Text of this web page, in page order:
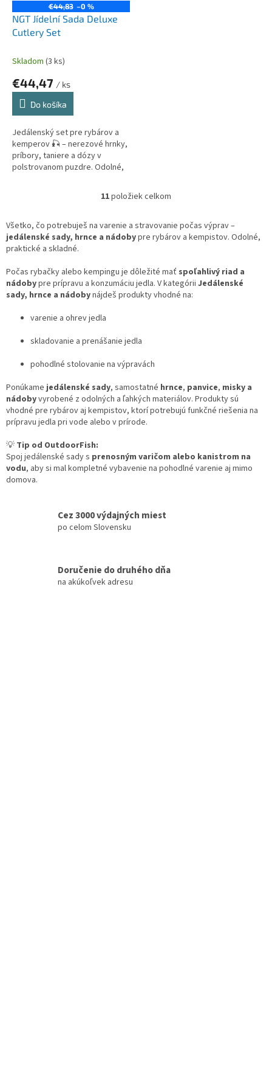
€44,83 –0 %
NGT Jídelní Sada Deluxe
Cutlery Set
Skladom (3 ks)
€44,47 / ks
Do košíka
Jedálenský set pre rybárov a
kemperov 🎣 – nerezové hrnky,
príbory, taniere a dózy v
polstrovanom puzdre. Odolné,
O
l
á
c
i
e
k
v
p
i
s
u
11položiek celkom
Všetko, čo potrebuješ na varenie a stravovanie počas výprav –
jedálenské sady, hrnce a nádobypre rybárov a kempistov. Odolné,
praktické a skladné.
Počas rybačky alebo kempingu je dôležité mať spoľahlivý riad a
nádobypre prípravu a konzumáciu jedla. V kategórii Jedálenské
sady, hrnce a nádobynájdeš produkty vhodné na:
varenie a ohrev jedla
skladovanie a prenášanie jedla
pohodlné stolovanie na výpravách
Ponúkamejedálenské sady, samostatné hrnce, panvice, misky a
nádobyvyrobené z odolných a ľahkých materiálov. Produkty sú
vhodné pre rybárov aj kempistov, ktorí potrebujú funkčné riešenia na
prípravu jedla pri vode alebo v prírode.
💡 Tip od OutdoorFish:
Spoj jedálenské sady s prenosným varičom alebo kanistrom na
vodu, aby si mal kompletné vybavenie na pohodlné varenie aj mimo
domova.
Cez 3000 výdajných miest
po celom Slovensku
Doručenie do druhého dňa
na akúkoľvek adresu